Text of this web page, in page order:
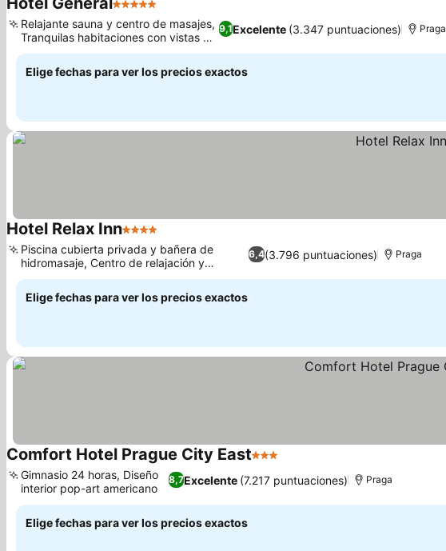
5 Estrellas
9,1Excelente (3.347 puntuaciones)
Relajante sauna y centro de masajes,
Tranquilas habitaciones con vistas al
jardín
Praga
Elige fechas para ver los precios exactos
Hotel Relax Inn4 Estrellas
6,4(3.796 puntuaciones)
Piscina cubierta privada y bañera de
hidromasaje, Centro de relajación y
rehabilitación
Praga
Elige fechas para ver los precios exactos
Comfort Hotel Prague City East3 Estrellas
8,7Excelente (7.217 puntuaciones)
Gimnasio 24 horas, Diseño
interior pop-art americano
Praga
Elige fechas para ver los precios exactos